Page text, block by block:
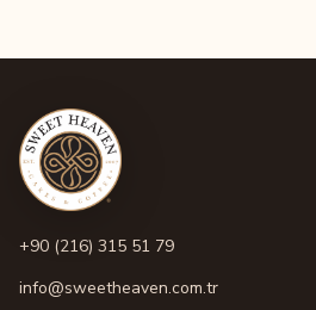
+90 (216) 315 51 79
info@sweetheaven.com.tr